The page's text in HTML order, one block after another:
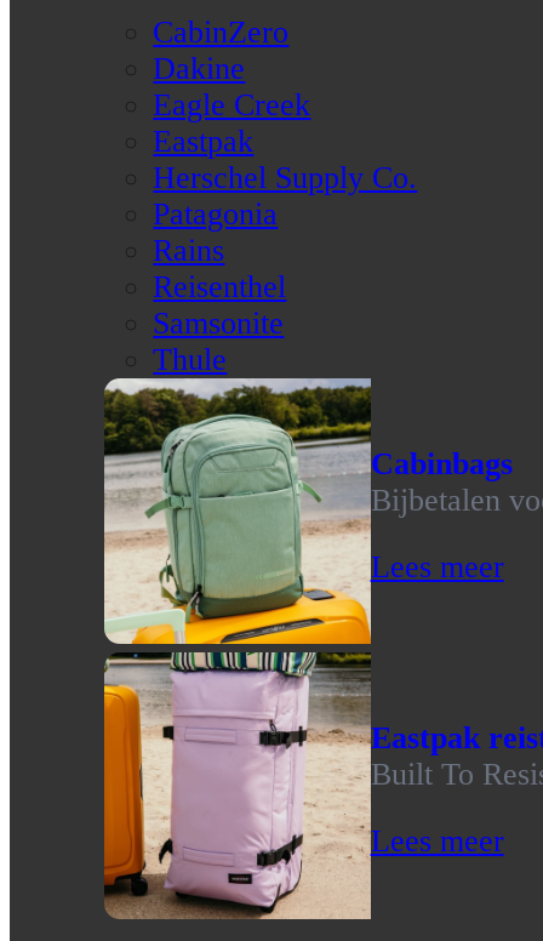
CabinZero
Dakine
Eagle Creek
Eastpak
Herschel Supply Co.
Patagonia
Rains
Reisenthel
Samsonite
Thule
Cabinbags
Bijbetalen
Lees meer
Eastpak
Built To
Lees meer